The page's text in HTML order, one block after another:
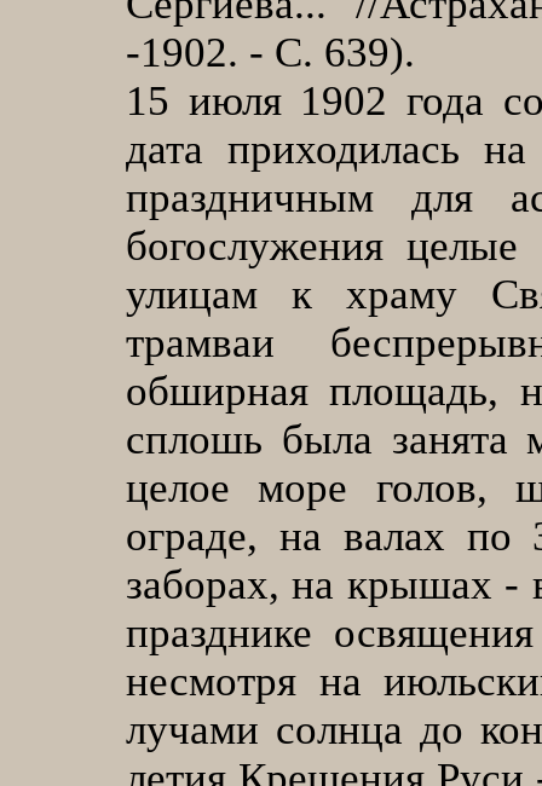
-1902. - С. 639).
15 июля 1902 года
дата приходилась
праздничным для
богослужения
улицам к храму
трамваи
обширная площадь,
сплошь была занята
целое море голов,
ограде, на валах по
заборах, на крышах -
празднике
несмотря на
лучами солнца до